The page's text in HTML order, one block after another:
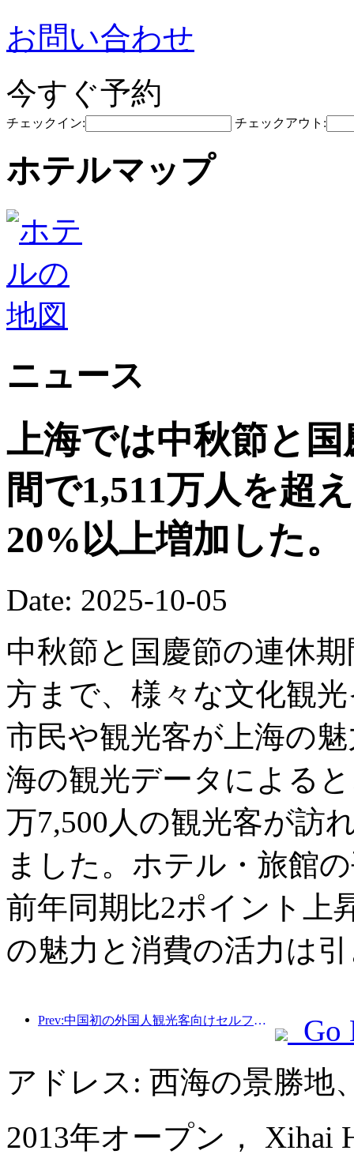
お問い合わせ
今すぐ予約
チェックイン: チェックアウト:
ホテルマップ
ニュース
上海では中秋節と
間で1,511万人を超
20%以上増加した。
Date: 2025-10-05
中秋節と国慶節の連休
方まで、様々な文化観
市民や観光客が上海の
海の観光データによる
万7,500人の観光客が訪
ました。ホテル・旅館
前年同期比2ポイント上
の魅力と消費の活力は
Prev:中国初の外国人観光客向けセルフサービス文化観光消費システムが上海で開始
Go
アドレス: 西海の景勝地
2013年オープン， Xihai